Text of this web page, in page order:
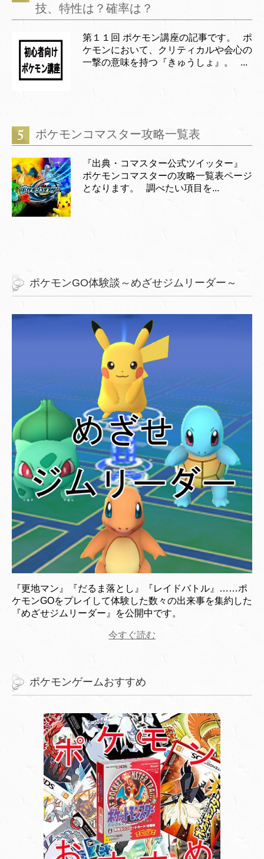
技、特性は？確率は？
第１１回 ポケモン講座の記事です。 ポ
ケモンにおいて、クリティカルや会心の
一撃の意味を持つ『きゅうしょ』。 ...
ポケモンコマスター攻略一覧表
『出典・コマスター公式ツイッター』
ポケモンコマスターの攻略一覧表ページ
となります。 調べたい項目を...
ポケモンGO体験談～めざせジムリーダー～
『更地マン』『だるま落とし』『レイドバトル』……ポ
ケモンGOをプレイして体験した数々の出来事を集約した
『めざせジムリーダー』を公開中です。
今すぐ読む
ポケモンゲームおすすめ